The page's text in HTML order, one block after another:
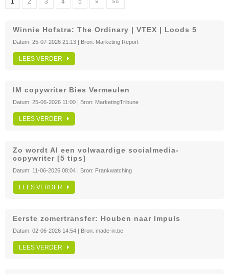
1 2 3 4 5 » »»
Winnie Hofstra: The Ordinary | VTEX | Loods 5
Datum: 25-07-2026 21:13 | Bron: Marketing Report
LEES VERDER
IM copywriter Bies Vermeulen
Datum: 25-06-2026 11:00 | Bron: MarketingTribune
LEES VERDER
Zo wordt AI een volwaardige socialmedia-
copywriter [5 tips]
Datum: 11-06-2026 08:04 | Bron: Frankwatching
LEES VERDER
Eerste zomertransfer: Houben naar Impuls
Datum: 02-06-2026 14:54 | Bron: made-in.be
LEES VERDER